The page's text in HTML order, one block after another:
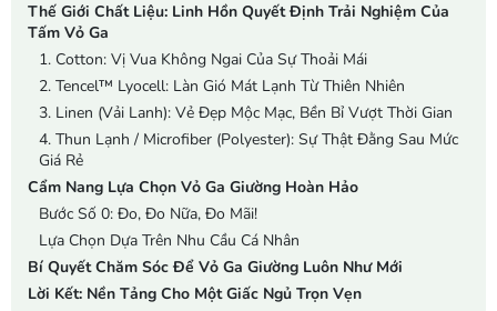
Thế Giới Chất Liệu: Linh Hồn Quyết Định Trải Nghiệm Của
Tấm Vỏ Ga
1. Cotton: Vị Vua Không Ngai Của Sự Thoải Mái
2. Tencel™ Lyocell: Làn Gió Mát Lạnh Từ Thiên Nhiên
3. Linen (Vải Lanh): Vẻ Đẹp Mộc Mạc, Bền Bỉ Vượt Thời Gian
4. Thun Lạnh / Microfiber (Polyester): Sự Thật Đằng Sau Mức
Giá Rẻ
Cẩm Nang Lựa Chọn Vỏ Ga Giường Hoàn Hảo
Bước Số 0: Đo, Đo Nữa, Đo Mãi!
Lựa Chọn Dựa Trên Nhu Cầu Cá Nhân
Bí Quyết Chăm Sóc Để Vỏ Ga Giường Luôn Như Mới
Lời Kết: Nền Tảng Cho Một Giấc Ngủ Trọn Vẹn